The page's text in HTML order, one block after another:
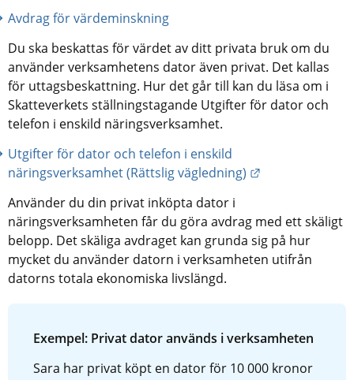
Avdrag för värdeminskning
Du ska beskattas för värdet av ditt privata bruk om du
använder verksamhetens dator även privat. Det kallas
för uttagsbeskattning. Hur det går till kan du läsa om i
Skatteverkets ställningstagande Utgifter för dator och
telefon i enskild näringsverksamhet.
Utgifter för dator och telefon i enskild
näringsverksamhet (Rättslig vägledning)
Använder du din privat inköpta dator i
näringsverksamheten får du göra avdrag med ett skäligt
belopp. Det skäliga avdraget kan grunda sig på hur
mycket du använder datorn i verksamheten utifrån
datorns totala ekonomiska livslängd.
Exempel: Privat dator används i verksamheten
Sara har privat köpt en dator för 10 000 kronor